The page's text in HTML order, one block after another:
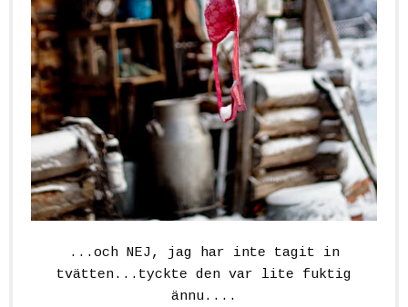
...och NEJ, jag har inte tagit in
tvätten...tyckte den var lite fuktig
ännu....